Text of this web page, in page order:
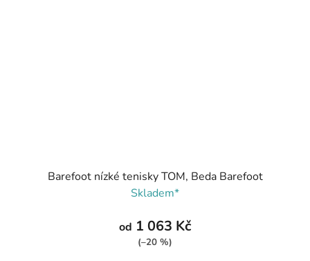
Barefoot nízké tenisky TOM, Beda Barefoot
Skladem*
od 1 063 Kč
(–20 %)